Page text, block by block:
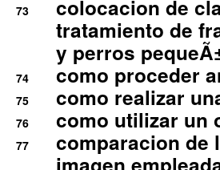
73
colocacion de
tratamiento de
y perros
74 como proceder
75 como realizar
76 como utilizar un
77
comparacion de
imagen